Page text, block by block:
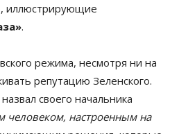
иллюстрирующие
.
режима, несмотря ни на
репутацию Зеленского.
назвал своего начальника
человеком, настроенным на